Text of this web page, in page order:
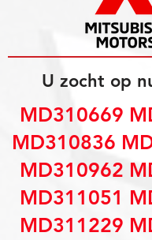
U zocht op
MD310669
MD310836
MD310962
MD311051
MD311229